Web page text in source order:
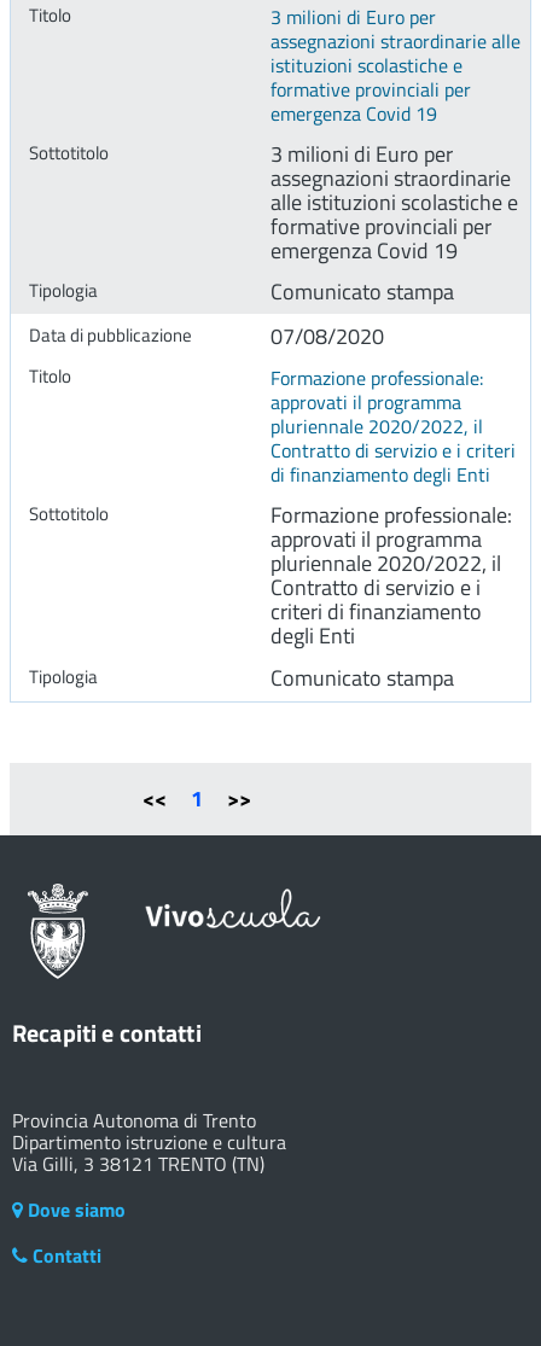
3 milioni di Euro per
assegnazioni straordinarie alle
istituzioni scolastiche e
formative provinciali per
emergenza Covid 19
3 milioni di Euro per
assegnazioni straordinarie
alle istituzioni scolastiche e
formative provinciali per
emergenza Covid 19
Comunicato stampa
07/08/2020
Formazione professionale:
approvati il programma
pluriennale 2020/2022, il
Contratto di servizio e i criteri
di finanziamento degli Enti
Formazione professionale:
approvati il programma
pluriennale 2020/2022, il
Contratto di servizio e i
criteri di finanziamento
degli Enti
Comunicato stampa
<< 1 >>
Recapiti e contatti
Provincia Autonoma di Trento
Dipartimento istruzione e cultura
Via Gilli, 3 38121 TRENTO (TN)
Dove siamo
Contatti